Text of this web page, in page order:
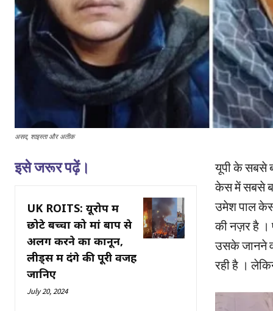
असद, शाइस्ता और अतीक
इसे जरूर पढ़ें।
UK ROITS: यूरोप में
छोटे बच्चों को मां बाप से
अलग करने का कानून,
लीड्स में दंगे की पूरी वजह
जानिए
July 20, 2024
यूपी के सबसे
केस में सबसे
उमेश पाल केस
की नज़र है ।
उसके जानने
रही है ।